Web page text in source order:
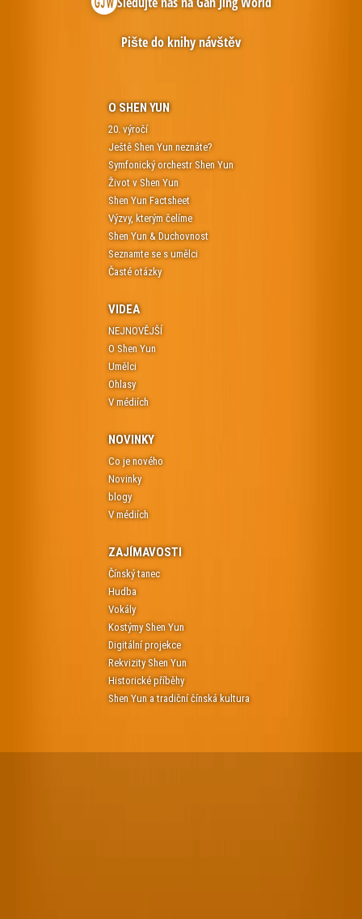
O SHEN YUN
20. výročí
Ještě Shen Yun neznáte?
Symfonický orchestr Shen Yun
Život v Shen Yun
Shen Yun Factsheet
Výzvy, kterým čelíme
Shen Yun & Duchovnost
Seznamte se s umělci
Časté otázky
VIDEA
NEJNOVĚJŠÍ
O Shen Yun
Umělci
Ohlasy
V médiích
NOVINKY
Co je nového
Novinky
blogy
V médiích
ZAJÍMAVOSTI
Čínský tanec
Hudba
Vokály
Kostýmy Shen Yun
Digitální projekce
Rekvizity Shen Yun
Historické příběhy
Shen Yun a tradiční čínská kultura
Pište do knihy návštěv